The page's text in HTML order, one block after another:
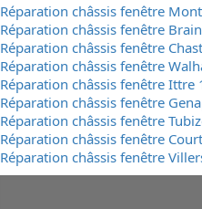
Réparation châssis fenêtre
Réparation châssis fenêtre
Réparation châssis fenêtre
Réparation châssis fenêtre
Réparation châssis fenêtre Ittre
Réparation châssis fenêtre
Réparation châssis fenêtre
Réparation châssis fenêtre
Réparation châssis fenêtre